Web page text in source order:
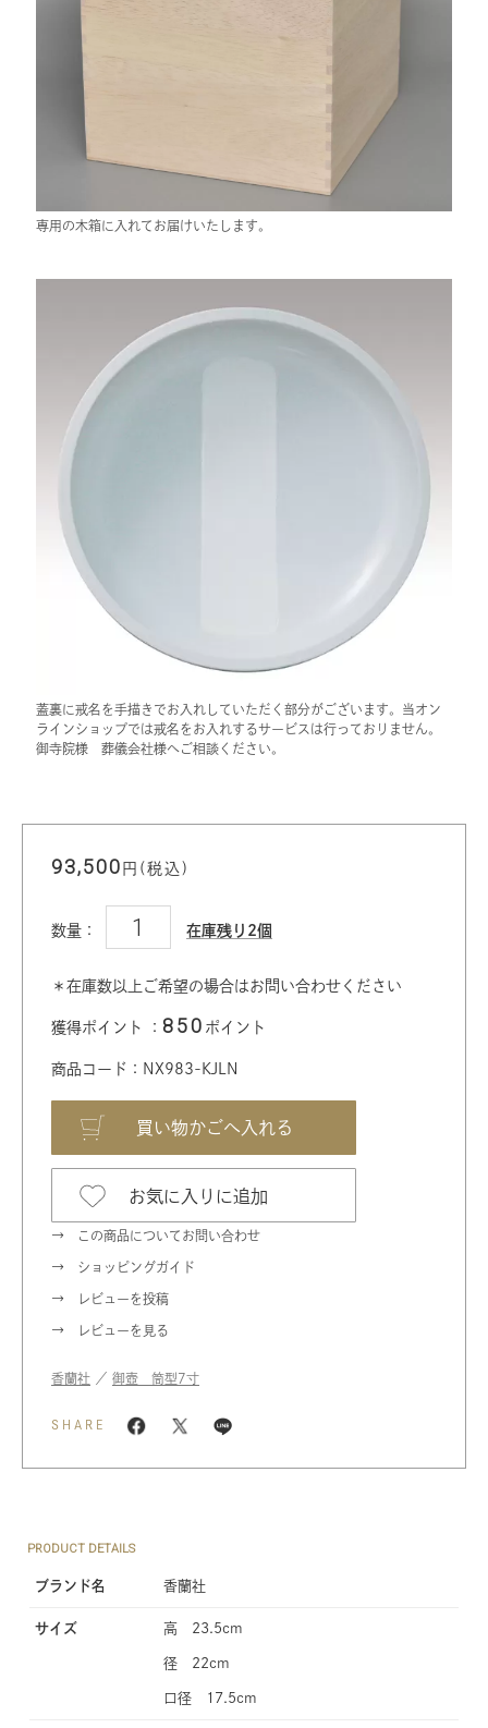
専用の木箱に入れてお届けいたします。
蓋裏に戒名を手描きでお入れしていただく部分がございます。当オン
ラインショップでは戒名をお入れするサービスは行っておりません。
御寺院様 葬儀会社様へご相談ください。
93,500 円(税込)
数量： 在庫残り2個
＊在庫数以上ご希望の場合はお問い合わせください
獲得ポイント ： 850 ポイント
商品コード：NX983-KJLN
お気に入りに追加
この商品についてお問い合わせ
ショッピングガイド
レビューを投稿
レビューを見る
香蘭社 ／ 御壺 筒型7寸
SHARE
PRODUCT DETAILS
ブランド名 香蘭社
サイズ 高 23.5cm
径 22cm
口径 17.5cm